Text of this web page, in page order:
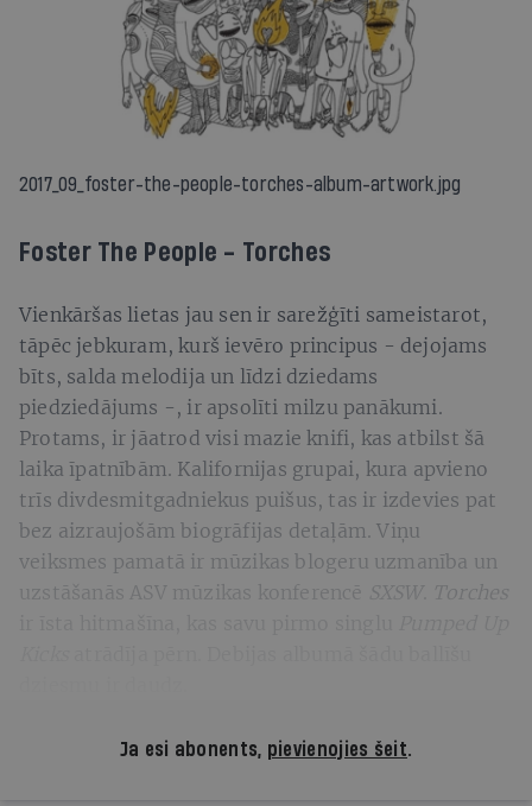
2017_09_foster-the-people-torches-album-artwork.jpg
Foster The People - Torches
Vienkāršas lietas jau sen ir sarežģīti sameistarot,
tāpēc jebkuram, kurš ievēro principus - dejojams
bīts, salda melodija un līdzi dziedams
piedziedājums -, ir apsolīti milzu panākumi.
Protams, ir jāatrod visi mazie knifi, kas atbilst šā
laika īpatnībām. Kalifornijas grupai, kura apvieno
trīs divdesmitgadniekus puišus, tas ir izdevies pat
bez aizraujošām biogrāfijas detaļām. Viņu
veiksmes pamatā ir mūzikas blogeru uzmanība un
uzstāšanās ASV mūzikas konferencē
SXSW . Torches
Ja esi abonents, pievienojies šeit.